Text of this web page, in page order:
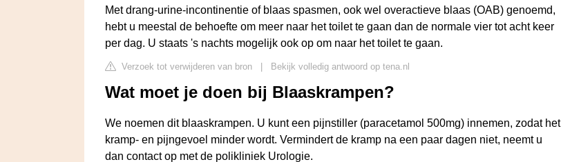
Met drang-urine-incontinentie of blaas spasmen, ook wel overactieve blaas (OAB) genoemd,
hebt u meestal de behoefte om meer naar het toilet te gaan dan de normale vier tot acht keer
per dag. U staats 's nachts mogelijk ook op om naar het toilet te gaan.
Verzoek tot verwijderen van bron Bekijk volledig antwoord op tena.nl
Wat moet je doen bij Blaaskrampen?
We noemen dit blaaskrampen. U kunt een pijnstiller (paracetamol 500mg) innemen, zodat het
kramp- en pijngevoel minder wordt. Vermindert de kramp na een paar dagen niet, neemt u
dan contact op met de polikliniek Urologie.